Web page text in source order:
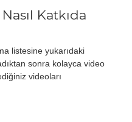
Katkıda
listesine yukarıdaki
sonra kolayca video
videoları